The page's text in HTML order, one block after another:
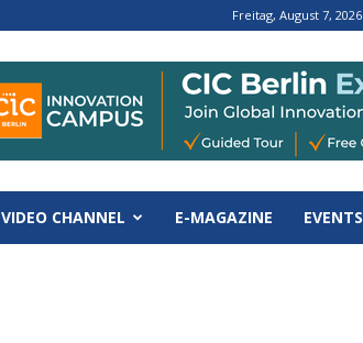
Freitag, August 7, 2026
VIDEO CHANNEL E-MAGAZINE EVENTS